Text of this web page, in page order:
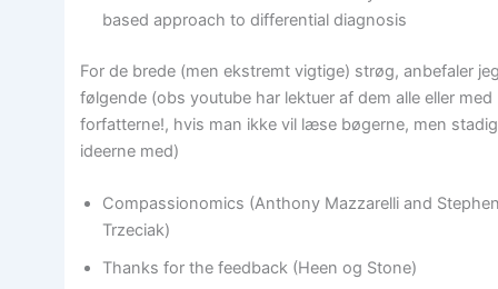
based approach to differential diagnosis
For de brede (men ekstremt vigtige) strøg, anbefaler
følgende (obs youtube har lektuer af dem alle eller med
forfatterne!, hvis man ikke vil læse bøgerne, men
ideerne med)
Compassionomics (Anthony Mazzarelli and
Trzeciak)
Thanks for the feedback (Heen og Stone)